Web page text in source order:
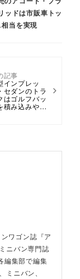
記事
インプレッ
セダンのトラ
はゴルフバッ
積み込みや…
ッドは市販車トッ
当を実現
ワゴン誌『ア
ニバン専門誌
編集部で編集
ミニバン、